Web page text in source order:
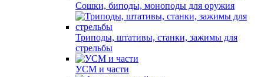
Сошки, биподы, моноподы для оружия
Триподы, штативы, станки, зажимы для
стрельбы
УСМ и части